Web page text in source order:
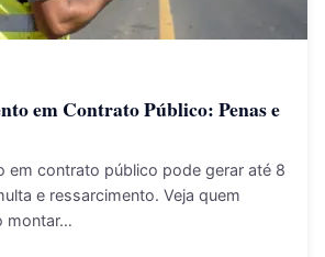
em Contrato Público: Penas e
em contrato público pode gerar até 8
e ressarcimento. Veja quem
montar…